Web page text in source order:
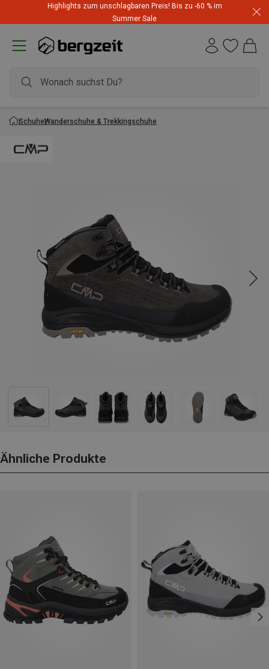
Highlights zum unschlagbaren Preis! Bis zu -60 % im
Summer Sale
SchuheWanderschuhe & Trekkingschuhe
Ähnliche Produkte